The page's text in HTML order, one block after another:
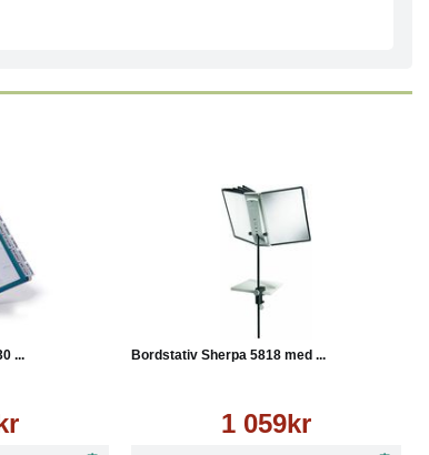
... Bordstativ Sherpa 5818 med ...
1 059kr